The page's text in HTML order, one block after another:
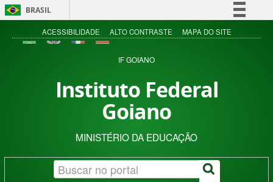
BRASIL
Simplifique!
Acesso à informação
ACESSIBILIDADE ALTO CONTRASTE MAPA DO SITE
IF GOIANO
Instituto Federal
Goiano
MINISTÉRIO DA EDUCAÇÃO